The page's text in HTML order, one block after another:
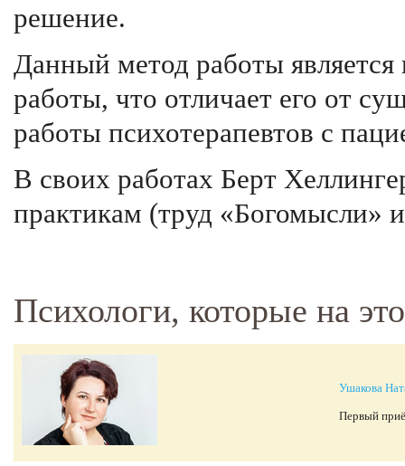
решение.
Данный метод работы
работы, что отличает его от
работы психотерапевтов с
В своих работах Берт
практикам (труд «Богомысли»
Психологи, которые на
Ушакова
Первый